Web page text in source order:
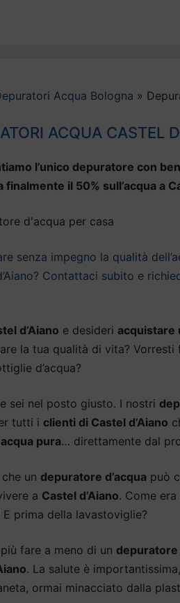
Acqua Bologna »
ACQUA CASTEL
l’unico depuratore con
finalmente il 50% sull’acqua a
senza impegno la qualità
Contattaci subito e
d’Aiano e desideri acquistare
la tua qualità di vita? Vorresti
d’acqua?
sei nel posto giusto. I nostri
tutti i clienti di Castel d’Aiano
acqua pura… direttamente dal
un depuratore d’acqua può
a Castel d’Aiano. Come
E prima della lavastoviglie?
fare a meno di un depuratore
. La salute è
ormai minacciato dalla